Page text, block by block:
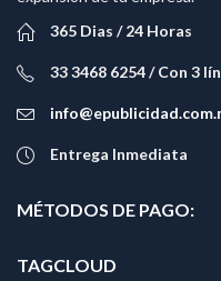
365 Dias / 24 Horas
33 3468 6254 / Con 3
Entrega Inmediata
MÉTODOS DE PAGO:
TAGCLOUD